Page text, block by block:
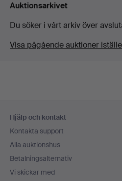
Auktionsarkivet
Du söker i vårt arkiv över
Visa pågående auktioner
Hjälp och kontakt
Kontakta support
Alla auktionshus
Betalningsalternativ
Vi skickar med